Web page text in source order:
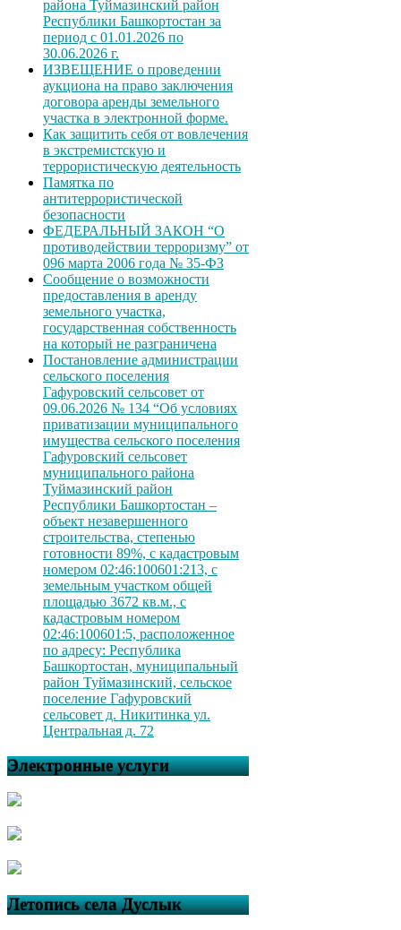
района Туймазинский район
Республики Башкортостан за
период с 01.01.2026 по
30.06.2026 г.
ИЗВЕЩЕНИЕ о проведении
аукциона на право заключения
договора аренды земельного
участка в электронной форме.
Как защитить себя от вовлечения
в экстремистскую и
террористическую деятельность
Памятка по
антитеррористической
безопасности
ФЕДЕРАЛЬНЫЙ ЗАКОН “О
противодействии терроризму” от
096 марта 2006 года № 35-ФЗ
Сообщение о возможности
предоставления в аренду
земельного участка,
государственная собственность
на который не разграничена
Постановление администрации
сельского поселения
Гафуровский сельсовет от
09.06.2026 № 134 “Об условиях
приватизации муниципального
имущества сельского поселения
Гафуровский сельсовет
муниципального района
Туймазинский район
Республики Башкортостан –
объект незавершенного
строительства, степенью
готовности 89%, с кадастровым
номером 02:46:100601:213, с
земельным участком общей
площадью 3672 кв.м., с
кадастровым номером
02:46:100601:5, расположенное
по адресу: Республика
Башкортостан, муниципальный
район Туймазинский, сельское
поселение Гафуровский
сельсовет д. Никитинка ул.
Центральная д. 72
Электронные услуги
Летопись села Дуслык